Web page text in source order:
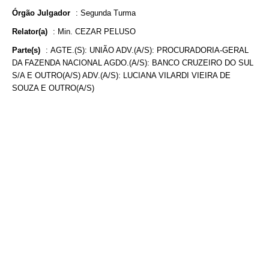
Órgão Julgador : Segunda Turma
Relator(a) : Min. CEZAR PELUSO
Parte(s) : AGTE.(S): UNIÃO ADV.(A/S): PROCURADORIA-GERAL
DA FAZENDA NACIONAL AGDO.(A/S): BANCO CRUZEIRO DO SUL
S/A E OUTRO(A/S) ADV.(A/S): LUCIANA VILARDI VIEIRA DE
SOUZA E OUTRO(A/S)